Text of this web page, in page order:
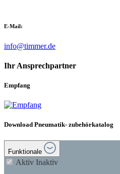
E-Mail:
info@timmer.de
Ihr Ansprechpartner
Empfang
Download Pneumatik- zubehörkatalog
Funktionale
Aktiv Inaktiv